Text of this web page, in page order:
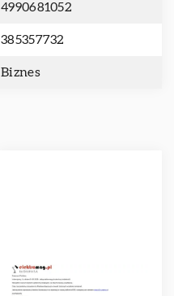
4990681052
385357732
Biznes